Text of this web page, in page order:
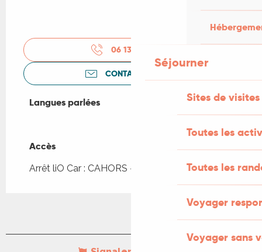
Séjourner
Sites de visites
Toutes les
Toutes les
Voyager
Voyager sans
06 13 40 83
CONTACTEZ-NOUS
Langues parlées
Langues parlées
Accès
Accès
Arrêt liO Car : CAHORS - Regourd à 824m